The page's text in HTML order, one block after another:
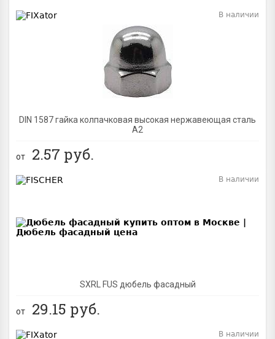
DIN 1587 гайка колпачковая высокая нержавеющая сталь
А2
В наличии
от 2.57 руб.
SXRL FUS дюбель фасадный
В наличии
от 29.15 руб.
В наличии